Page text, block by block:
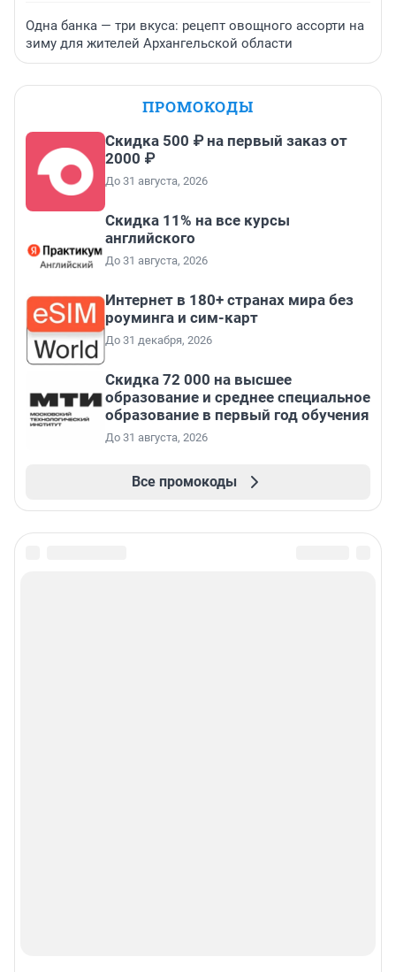
Одна банка — три вкуса: рецепт овощного ассорти на
зиму для жителей Архангельской области
ПРОМОКОДЫ
Скидка 500 ₽ на первый заказ от
2000 ₽
До 31 августа, 2026
Скидка 11% на все курсы
английского
До 31 августа, 2026
Интернет в 180+ странах мира без
роуминга и сим-карт
До 31 декабря, 2026
Скидка 72 000 на высшее
образование и среднее специальное
образование в первый год обучения
До 31 августа, 2026
Все промокоды